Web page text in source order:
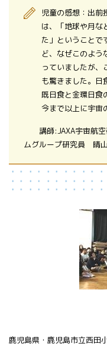
児童の感想：出前
は、「地球や月な
た」ということで
ど、なぜこのよう
っていましたが、
も驚きました。日
既日食と金環日食
今まで以上に宇宙
講師:JAXA宇宙航空
ムグループ研究員
鹿児島県・鹿児島市立西田